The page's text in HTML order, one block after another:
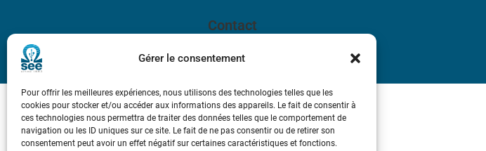
Gérer le consentement
Pour offrir les meilleures expériences, nous utilisons des technologies telles que les
cookies pour stocker et/ou accéder aux informations des appareils. Le fait de consentir à
ces technologies nous permettra de traiter des données telles que le comportement de
navigation ou les ID uniques sur ce site. Le fait de ne pas consentir ou de retirer son
consentement peut avoir un effet négatif sur certaines caractéristiques et fonctions.
Contact